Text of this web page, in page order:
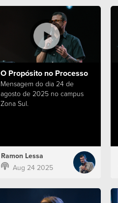
O Propósito no Processo
Mensagem do dia 24 de
agosto de 2025 no campus
Zona Sul.
Ramon Lessa
Aug 24 2025